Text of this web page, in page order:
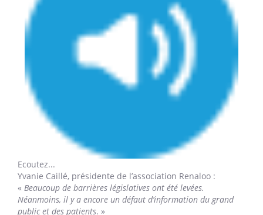
Ecoutez...
Yvanie Caillé, présidente de l’association Renaloo :
« Beaucoup de barrières législatives ont été levées.
Néanmoins, il y a encore un défaut d’information du grand
public et des patients. »